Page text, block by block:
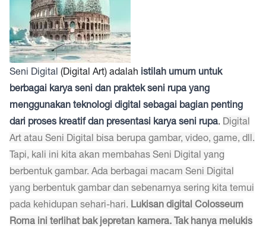
Seni Digital (Digital Art) adalah istilah umum untuk
berbagai karya seni dan praktek seni rupa yang
menggunakan teknologi digital sebagai bagian penting
dari proses kreatif dan presentasi karya seni rupa. Digital
Art atau Seni Digital bisa berupa gambar, video, game, dll.
Tapi, kali ini kita akan membahas Seni Digital yang
berbentuk gambar. Ada berbagai macam Seni Digital
yang berbentuk gambar dan sebenarnya sering kita temui
pada kehidupan sehari-hari. Lukisan digital Colosseum
Roma ini terlihat bak jepretan kamera. Tak hanya melukis